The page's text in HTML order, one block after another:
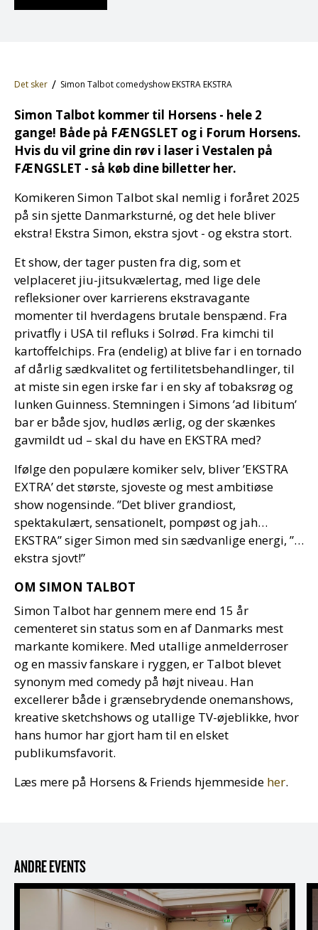
Det sker Simon Talbot comedyshow EKSTRA EKSTRA
Simon Talbot kommer til Horsens - hele 2
gange! Både på FÆNGSLET og i Forum Horsens.
Hvis du vil grine din røv i laser i Vestalen på
FÆNGSLET - så køb dine billetter her.
Komikeren Simon Talbot skal nemlig i foråret 2025
på sin sjette Danmarksturné, og det hele bliver
ekstra! Ekstra Simon, ekstra sjovt - og ekstra stort.
Et show, der tager pusten fra dig, som et
velplaceret jiu-jitsukvælertag, med lige dele
refleksioner over karrierens ekstravagante
momenter til hverdagens brutale benspænd. Fra
privatfly i USA til refluks i Solrød. Fra kimchi til
kartoffelchips. Fra (endelig) at blive far i en tornado
af dårlig sædkvalitet og fertilitetsbehandlinger, til
at miste sin egen irske far i en sky af tobaksrøg og
lunken Guinness. Stemningen i Simons ’ad libitum’
bar er både sjov, hudløs ærlig, og der skænkes
gavmildt ud – skal du have en EKSTRA med?
Ifølge den populære komiker selv, bliver ’EKSTRA
EXTRA’ det største, sjoveste og mest ambitiøse
show nogensinde. ”Det bliver grandiost,
spektakulært, sensationelt, pompøst og jah…
EKSTRA” siger Simon med sin sædvanlige energi, ”…
ekstra sjovt!”
OM SIMON TALBOT
Simon Talbot har gennem mere end 15 år
cementeret sin status som en af Danmarks mest
markante komikere. Med utallige anmelderroser
og en massiv fanskare i ryggen, er Talbot blevet
synonym med comedy på højt niveau. Han
excellerer både i grænsebrydende onemanshows,
kreative sketchshows og utallige TV-øjeblikke, hvor
hans humor har gjort ham til en elsket
publikumsfavorit.
Læs mere på Horsens & Friends hjemmeside her.
ANDRE EVENTS
Guidet rundvisning